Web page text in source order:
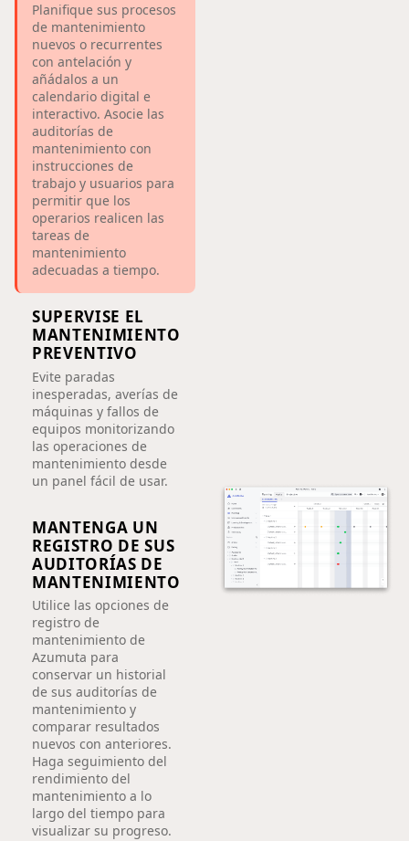
Planifique sus procesos
de mantenimiento
nuevos o recurrentes
con antelación y
añádalos a un
calendario digital e
interactivo. Asocie las
auditorías de
mantenimiento con
instrucciones de
trabajo y usuarios para
permitir que los
operarios realicen las
tareas de
mantenimiento
adecuadas a tiempo.
SUPERVISE EL
MANTENIMIENTO
PREVENTIVO
Evite paradas
inesperadas, averías de
máquinas y fallos de
equipos monitorizando
las operaciones de
mantenimiento desde
un panel fácil de usar.
MANTENGA UN
REGISTRO DE SUS
AUDITORÍAS DE
MANTENIMIENTO
Utilice las opciones de
registro de
mantenimiento de
Azumuta para
conservar un historial
de sus auditorías de
mantenimiento y
comparar resultados
nuevos con anteriores.
Haga seguimiento del
rendimiento del
mantenimiento a lo
largo del tiempo para
visualizar su progreso.